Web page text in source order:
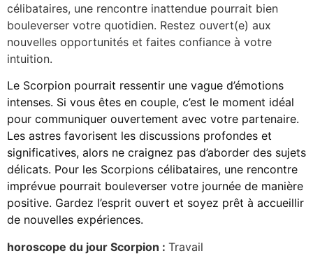
célibataires, une rencontre inattendue pourrait bien
bouleverser votre quotidien. Restez ouvert(e) aux
nouvelles opportunités et faites confiance à votre
intuition.
Le Scorpion pourrait ressentir une vague d’émotions
intenses. Si vous êtes en couple, c’est le moment idéal
pour communiquer ouvertement avec votre partenaire.
Les astres favorisent les discussions profondes et
significatives, alors ne craignez pas d’aborder des sujets
délicats. Pour les Scorpions célibataires, une rencontre
imprévue pourrait bouleverser votre journée de manière
positive. Gardez l’esprit ouvert et soyez prêt à accueillir
de nouvelles expériences.
horoscope du jour Scorpion : Travail